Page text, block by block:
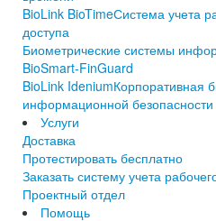
BioLink BioTimeСистема учета
доступа
Биометрические системы
BioSmart-FinGuard
BioLink IdeniumКорпоративная
информационной безопасности
Услуги
Доставка
Протестировать бесплатно
Заказать систему учета
Проектный отдел
Помощь